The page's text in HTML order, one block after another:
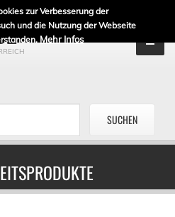
zur Verbesserung der
und die Nutzung der Webseite
Mehr Infos